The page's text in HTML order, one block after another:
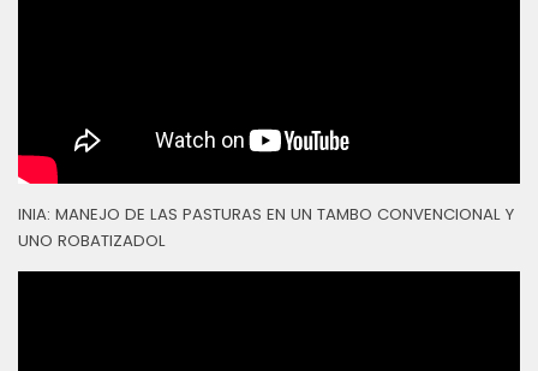
INIA: MANEJO DE LAS PASTURAS EN UN TAMBO CONVENCIONAL Y
UNO ROBATIZADOL